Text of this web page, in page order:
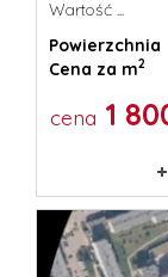
Wartość ...
Powierzchnia
Cena za m2
cena 1